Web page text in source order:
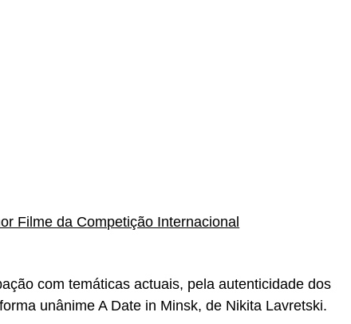
Filme da Competição Internacional
com temáticas actuais, pela autenticidade dos
unânime A Date in Minsk, de Nikita Lavretski.